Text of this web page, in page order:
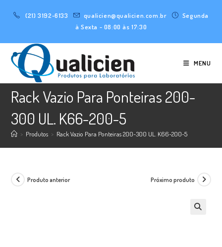
conteúdo
(21) 3192-6133 qualicien@qualicien.com.br
Segunda
à Sexta - 08:00 às 17:30
MENU
Rack Vazio Para Ponteiras 200-
300 UL. K66-200-5
> Produtos > Rack Vazio Para Ponteiras 200-300 UL. K66-200-5
Produto anterior Próximo produto